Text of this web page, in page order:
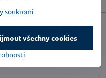
Reddit LinkedIn WhatsApp
E-
mail
soukromí
všechny cookies